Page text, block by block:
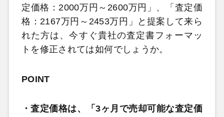
定価格：2000万円～2600万円」、「査定価
格：2167万円～2453万円」と提案して来ら
れた方は、今すぐ貴社の査定書フォーマッ
トを修正されては如何でしょうか。
POINT
・査定価格は、「3ヶ月で売却可能な査定価